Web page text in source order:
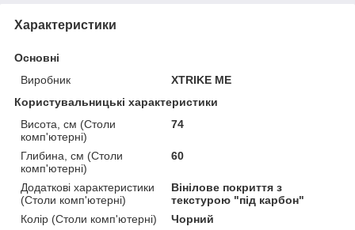
Характеристики
Основні
Виробник
XTRIKE ME
Користувальницькі характеристики
Висота, см (Столи
комп'ютерні)
74
Глибина, см (Столи
комп'ютерні)
60
Додаткові характеристики
(Столи комп'ютерні)
Вінілове покриття з
текстурою "під карбон"
Колір (Столи комп'ютерні)
Чорний